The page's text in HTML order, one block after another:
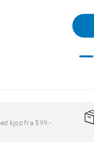
kjøp fra 599,-